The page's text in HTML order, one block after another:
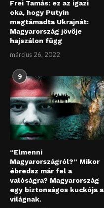
Frei Tamás: ez az igazi
oka, hogy Putyin
megtámadta Ukrajnát:
Magyarország jövője
hajszálon függ
március 26, 2022
9
“Elmenni
Magyarországról?” Mikor
ébredsz már fel a
valóságra? Magyarország
egy biztonságos kuckója a
világnak.